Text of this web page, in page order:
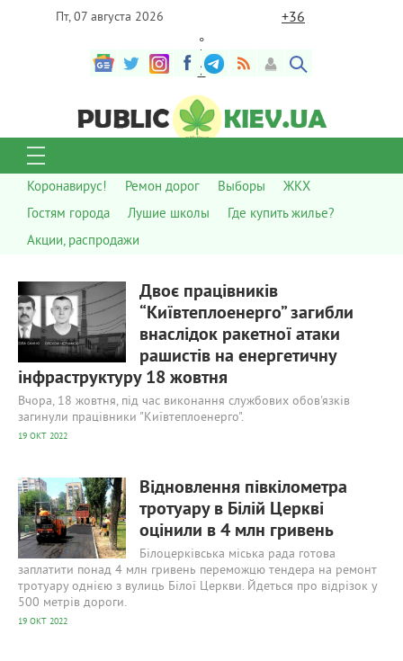
Пт, 07 августа 2026 +36
°
C
Коронавирус! Ремон дорог Выборы
ЖКХ
Гостям города
Лушие школы
Где купить жилье?
Акции, распродажи
Двоє працівників
“Київтеплоенерго” загибли
внаслідок ракетної атаки
рашистів на енергетичну
інфраструктуру 18 жовтня
Вчора, 18 жовтня, під час виконання службових обов'язків
загинули працівники "Київтеплоенерго".
19 ОКТ 2022
Відновлення півкілометра
тротуару в Білій Церкві
оцінили в 4 млн гривень
Білоцерківська міська рада готова
заплатити понад 4 млн гривень переможцю тендера на ремонт
тротуару однією з вулиць Білої Церкви. Йдеться про відрізок у
500 метрів дороги.
19 ОКТ 2022